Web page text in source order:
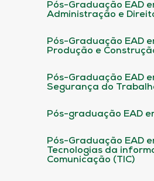
Pós-Graduação EAD
Administração e
Pós-Graduação EAD
Produção e
Pós-Graduação EAD
Segurança do
Pós-graduação EAD
Pós-Graduação EAD
Tecnologias da
Comunicação (TIC)